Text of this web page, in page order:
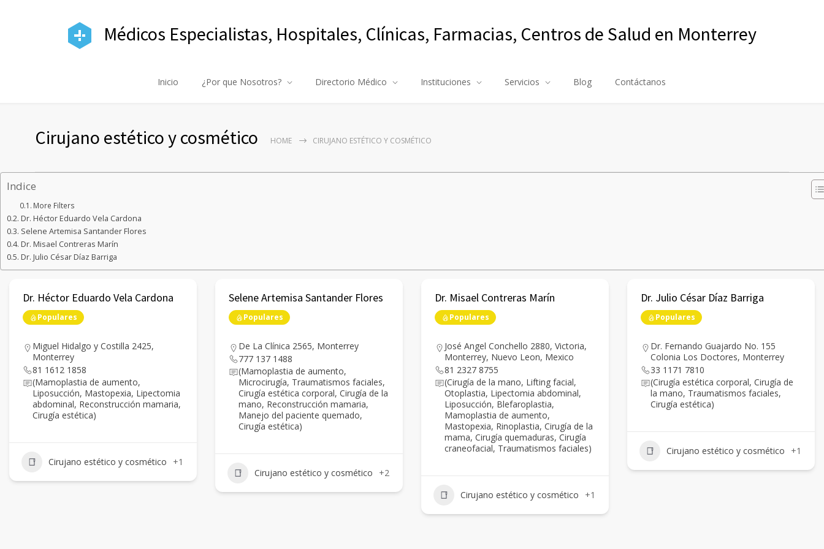
Médicos Especialistas, Hospitales, Clínicas, Farmacias, Centros de Salud en Monterrey
Inicio ¿Por que Nosotros? Directorio Médico Instituciones Servicios Blog Contáctanos
Cirujano estético y cosmético HOME CIRUJANO ESTÉTICO Y COSMÉTICO
Indice
More Filters
Dr. Héctor Eduardo Vela Cardona
Selene Artemisa Santander Flores
Dr. Misael Contreras Marín
Dr. Julio César Díaz Barriga
Dr. Héctor Eduardo Vela Cardona
Populares
Miguel Hidalgo y Costilla 2425,
Monterrey
81 1612 1858
(Mamoplastia de aumento,
Liposucción, Mastopexia, Lipectomia
abdominal, Reconstrucción mamaria,
Cirugía estética)
Cirujano estético y cosmético +1
Selene Artemisa Santander Flores
Populares
De La Clínica 2565, Monterrey
777 137 1488
(Mamoplastia de aumento,
Microcirugía, Traumatismos faciales,
Cirugía estética corporal, Cirugía de la
mano, Reconstrucción mamaria,
Manejo del paciente quemado,
Cirugía estética)
Cirujano estético y cosmético +2
Dr. Misael Contreras Marín
Populares
José Angel Conchello 2880, Victoria,
Monterrey, Nuevo Leon, Mexico
81 2327 8755
(Cirugía de la mano, Lifting facial,
Otoplastia, Lipectomia abdominal,
Liposucción, Blefaroplastia,
Mamoplastia de aumento,
Mastopexia, Rinoplastia, Cirugía de la
mama, Cirugía quemaduras, Cirugía
craneofacial, Traumatismos faciales)
Cirujano estético y cosmético +1
Dr. Julio César Díaz Barriga
Populares
Dr. Fernando Guajardo No. 155
Colonia Los Doctores, Monterrey
33 1171 7810
(Cirugía estética corporal, Cirugía de
la mano, Traumatismos faciales,
Cirugía estética)
Cirujano estético y cosmético +1